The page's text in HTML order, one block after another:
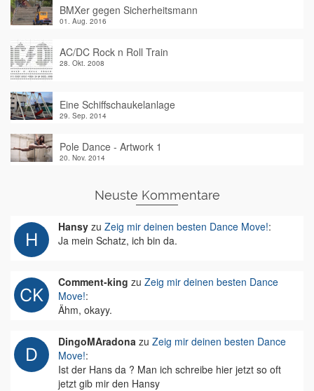
BMXer gegen Sicherheitsmann
01. Aug. 2016
AC/DC Rock n Roll Train
28. Okt. 2008
Eine Schiffschaukelanlage
29. Sep. 2014
Pole Dance - Artwork 1
20. Nov. 2014
Neuste Kommentare
Hansy zu Zeig mir deinen besten Dance Move!:
Ja mein Schatz, ich bin da.
Comment-king zu Zeig mir deinen besten Dance
Move!:
Ähm, okayy.
DingoMAradona zu Zeig mir deinen besten Dance
Move!:
Ist der Hans da ? Man ich schreibe hier jetzt so oft
jetzt gib mir den Hansy